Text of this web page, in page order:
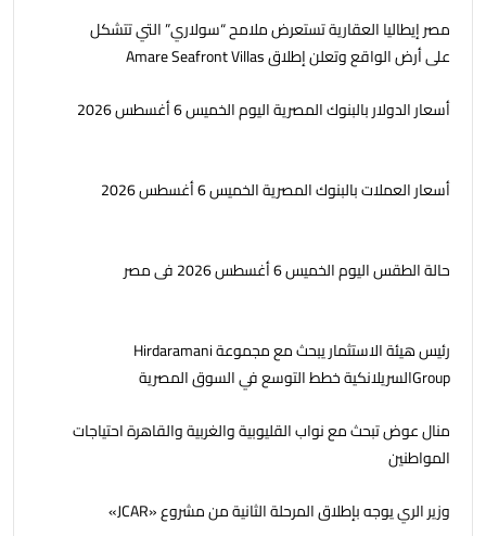
مصر إيطاليا العقارية تستعرض ملامح “سولاري” التي تتشكل
على أرض الواقع وتعلن إطلاق Amare Seafront Villas
أسعار الدولار بالبنوك المصرية اليوم الخميس 6 أغسطس 2026
أسعار العملات بالبنوك المصرية الخميس 6 أغسطس 2026
حالة الطقس اليوم الخميس 6 أغسطس 2026 فى مصر
رئيس هيئة الاستثمار يبحث مع مجموعة Hirdaramani
Groupالسريلانكية خطط التوسع في السوق المصرية
منال عوض تبحث مع نواب القليوبية والغربية والقاهرة احتياجات
المواطنين
وزير الري يوجه بإطلاق المرحلة الثانية من مشروع «JCAR»